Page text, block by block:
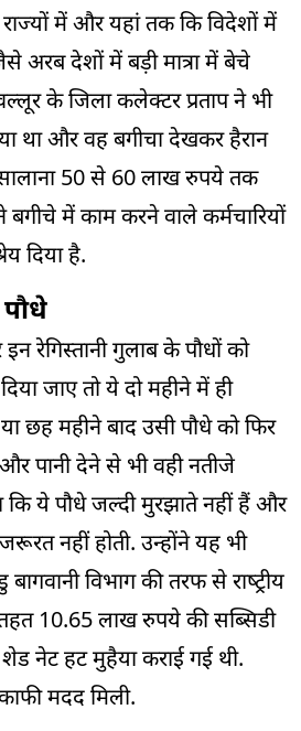
में और यहां तक कि विदेशों में
अरब देशों में बड़ी मात्रा में बेचे
के जिला कलेक्टर प्रताप ने भी
था और वह बगीचा देखकर हैरान
50 से 60 लाख रुपये तक
में काम करने वाले कर्मचारियों
दिया है.
रेगिस्तानी गुलाब के पौधों को
जाए तो ये दो महीने में ही
छह महीने बाद उसी पौधे को फिर
पानी देने से भी वही नतीजे
कि ये पौधे जल्दी मुरझाते नहीं हैं और
नहीं होती. उन्होंने यह भी
विभाग की तरफ से राष्‍ट्रीय
10.65 लाख रुपये की सब्सिडी
नेट हट मुहैया कराई गई थी.
मदद मिली.